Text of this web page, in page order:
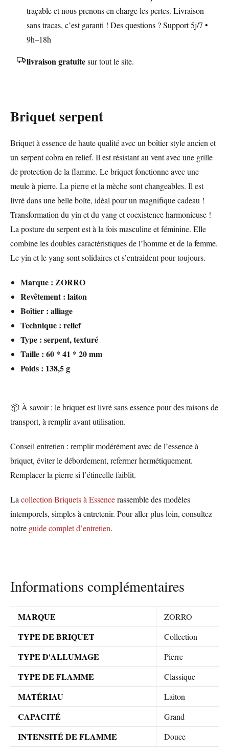
traçable et nous prenons en charge les pertes. Livraison
sans tracas, c’est garanti ! Des questions ? Support 5j/7 •
9h–18h
livraison gratuitesur tout le site.
Briquet serpent
Briquet à essence de haute qualité avec un boîtier style ancien et
un serpent cobra en relief. Il est résistant au vent avec une grille
de protection de la flamme. Le briquet fonctionne avec une
meule à pierre. La pierre et la mèche sont changeables. Il est
livré dans une belle boîte, idéal pour un magnifique cadeau !
Transformation du yin et du yang et coexistence harmonieuse !
La posture du serpent est à la fois masculine et féminine. Elle
combine les doubles caractéristiques de l’homme et de la femme.
Le yin et le yang sont solidaires et s’entraident pour toujours.
Marque : ZORRO
Revêtement : laiton
Boîtier : alliage
Technique : relief
Type : serpent, texturé
Taille : 60 * 41 * 20 mm
Poids : 138,5 g
📦 À savoir : le briquet est livré sans essence pour des raisons de
transport, à remplir avant utilisation.
Conseil entretien : remplir modérément avec de l’essence à
briquet, éviter le débordement, refermer hermétiquement.
Remplacer la pierre si l’étincelle faiblit.
La collection Briquets à Essencerassemble des modèles
intemporels, simples à entretenir. Pour aller plus loin, consultez
notre guide complet d’entretien.
Informations complémentaires
MARQUE ZORRO
TYPE DE BRIQUET Collection
TYPE D'ALLUMAGE Pierre
TYPE DE FLAMME Classique
MATÉRIAU Laiton
CAPACITÉ Grand
INTENSITÉ DE FLAMME Douce